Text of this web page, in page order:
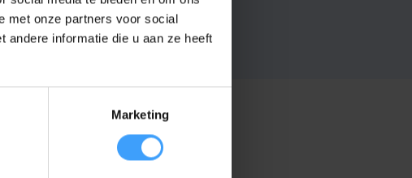
met onze partners voor social
andere informatie die u aan ze heeft
Marketing